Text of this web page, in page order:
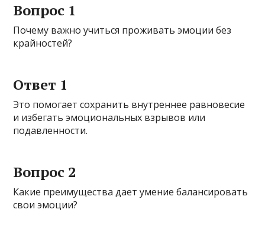
Вопрос 1
Почему важно учиться проживать эмоции без
крайностей?
Ответ 1
Это помогает сохранить внутреннее равновесие
и избегать эмоциональных взрывов или
подавленности.
Вопрос 2
Какие преимущества дает умение балансировать
свои эмоции?